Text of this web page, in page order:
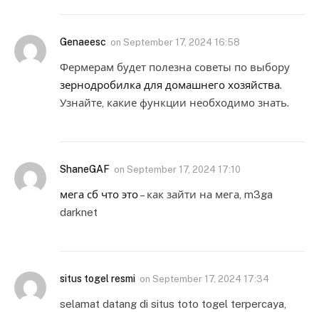
Genaeesc on September 17, 2024 16:58
Фермерам будет полезна советы по выбору
зернодробилка для домашнего хозяйства.
Узнайте, какие функции необходимо знать.
ShaneGAF on September 17, 2024 17:10
мега сб что это– как зайти на мега, m3ga
darknet
situs togel resmi on September 17, 2024 17:34
selamat datang di situs toto togel terpercaya,